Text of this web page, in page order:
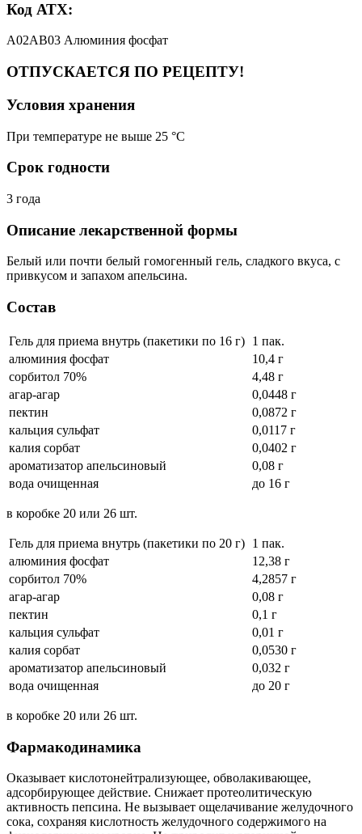
Код АТХ:
A02AB03 Алюминия фосфат
ОТПУСКАЕТСЯ ПО РЕЦЕПТУ!
Условия хранения
При температуре не выше 25 °C
Срок годности
3 года
Описание лекарственной формы
Белый или почти белый гомогенный гель, сладкого вкуса, с
привкусом и запахом апельсина.
Состав
Гель для приема внутрь (пакетики по 16 г) 1 пак.
алюминия фосфат
10,4 г
сорбитол 70%
4,48 г
агар-агар
0,0448 г
пектин
0,0872 г
кальция сульфат
0,0117 г
калия сорбат
0,0402 г
ароматизатор апельсиновый
0,08 г
вода очищенная
до 16 г
в коробке 20 или 26 шт.
Гель для приема внутрь (пакетики по 20 г) 1 пак.
алюминия фосфат
12,38 г
сорбитол 70%
4,2857 г
агар-агар
0,08 г
пектин
0,1 г
кальция сульфат
0,01 г
калия сорбат
0,0530 г
ароматизатор апельсиновый
0,032 г
вода очищенная
до 20 г
в коробке 20 или 26 шт.
Фармакодинамика
Оказывает кислотонейтрализующее, обволакивающее,
адсорбирующее действие. Снижает протеолитическую
активность пепсина. Не вызывает ощелачивание желудочного
сока, сохраняя кислотность желудочного содержимого на